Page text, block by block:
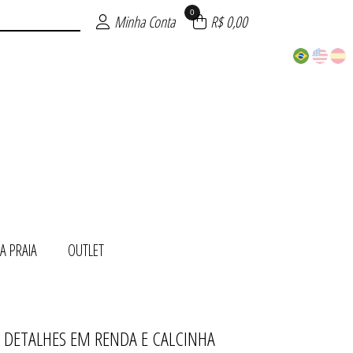
Minha Conta 0 R$ 0,00
PRAIA OUTLET
EM RENDA E CALCINHA